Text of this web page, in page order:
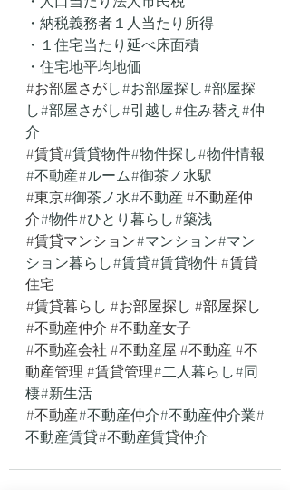
・納税義務者１人当たり所得
・１住宅当たり延べ床面積
・住宅地平均地価
#お部屋さがし#お部屋探し#部屋探
し#部屋さがし#引越し#住み替え#仲
介
#賃貸#賃貸物件#物件探し#物件情報
#不動産#ルーム#御茶ノ水駅
#東京#御茶ノ水#不動産 #不動産仲
介#物件#ひとり暮らし#築浅
#賃貸マンション#マンション#マン
ション暮らし#賃貸#賃貸物件 #賃貸
住宅
#賃貸暮らし #お部屋探し #部屋探し
#不動産仲介 #不動産女子
#不動産会社 #不動産屋 #不動産 #不
動産管理 #賃貸管理#二人暮らし#同
棲#新生活
#不動産#不動産仲介#不動産仲介業#
不動産賃貸#不動産賃貸仲介